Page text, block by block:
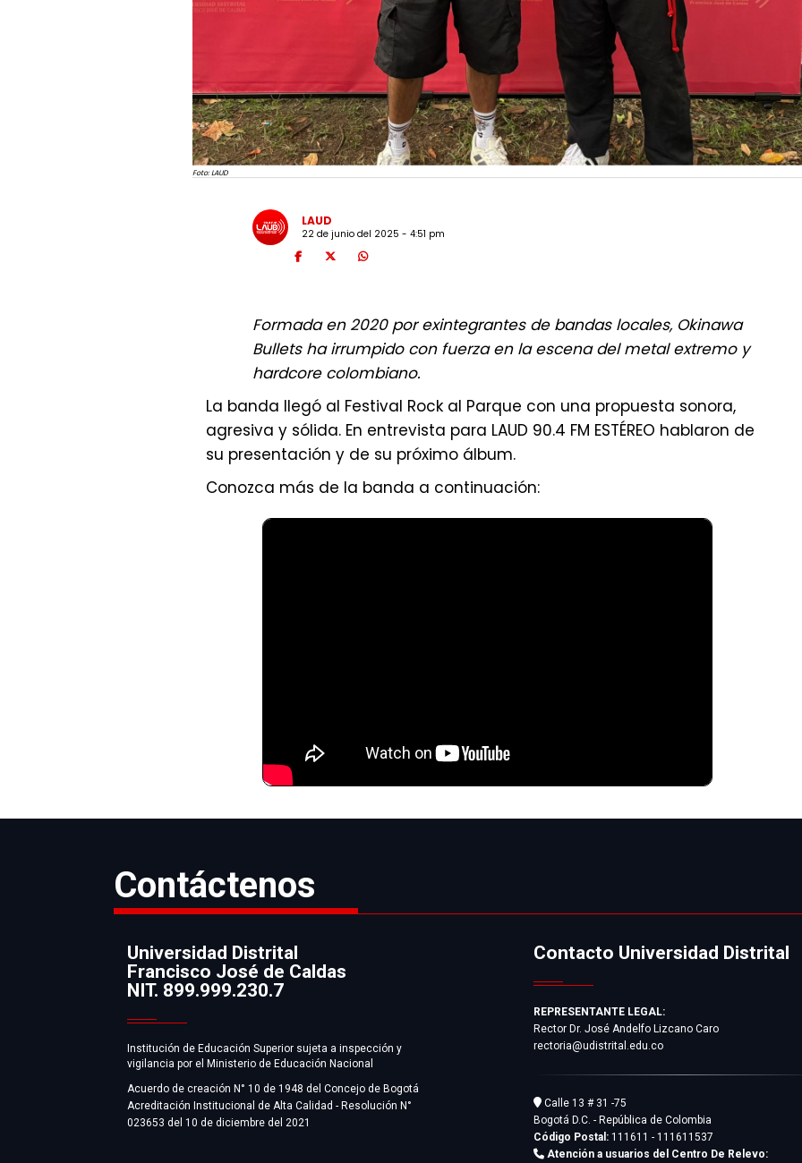
Foto: LAUD
LAUD
22 de junio del 2025 - 4:51 pm
Formada en 2020 por exintegrantes de bandas locales, Okinawa
Bullets ha irrumpido con fuerza en la escena del metal extremo y
hardcore colombiano.
La banda llegó al Festival Rock al Parque con una propuesta sonora,
agresiva y sólida. En entrevista para LAUD 90.4 FM ESTÉREO hablaron de
su presentación y de su próximo álbum.
Conozca más de la banda a continuación:
Contáctenos
Información
Universidad Distrital
Francisco José de Caldas
NIT. 899.999.230.7
Institución de Educación Superior sujeta a inspección y
vigilancia por el Ministerio de Educación Nacional
Acuerdo de creación N° 10 de 1948 del Concejo de Bogotá
Acreditación Institucional de Alta Calidad - Resolución N°
023653 del 10 de diciembre del 2021
Contacto Universidad Distrital
REPRESENTANTE LEGAL:
Rector Dr. José Andelfo Lizcano Caro
rectoria@udistrital.edu.co
Calle 13 # 31 -75
Bogotá D.C. - República de Colombia
Código Postal: 111611 - 111611537
Atención a usuarios del Centro De Relevo: